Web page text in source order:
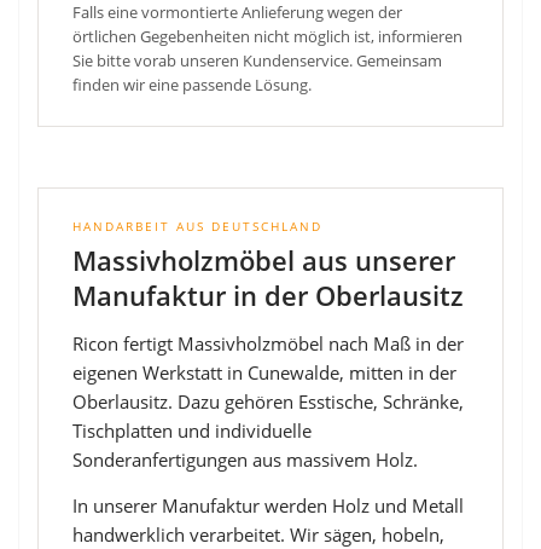
Falls eine vormontierte Anlieferung wegen der
örtlichen Gegebenheiten nicht möglich ist, informieren
Sie bitte vorab unseren Kundenservice. Gemeinsam
finden wir eine passende Lösung.
HANDARBEIT AUS DEUTSCHLAND
Massivholzmöbel aus unserer
Manufaktur in der Oberlausitz
Ricon fertigt Massivholzmöbel nach Maß in der
eigenen Werkstatt in Cunewalde, mitten in der
Oberlausitz. Dazu gehören Esstische, Schränke,
Tischplatten und individuelle
Sonderanfertigungen aus massivem Holz.
In unserer Manufaktur werden Holz und Metall
handwerklich verarbeitet. Wir sägen, hobeln,